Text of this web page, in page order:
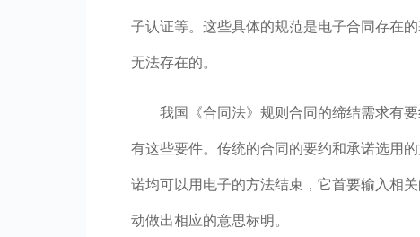
子认证等。这些具体的规范是电子合同存在
无法存在的。
我国《合同法》规则合同的缔结需求有
有这些要件。传统的合同的要约和承诺选用
诺均可以用电子的方法结束，它首要输入相
动做出相应的意思标明。